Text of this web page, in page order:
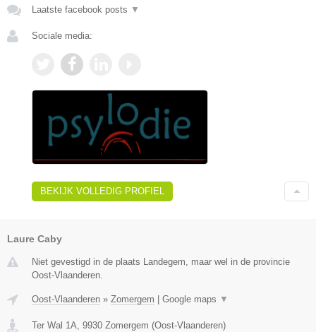
Laatste facebook posts ▼
Sociale media:
BEKIJK VOLLEDIG PROFIEL
Laure Caby
Niet gevestigd in de plaats Landegem, maar wel in de provincie
Oost-Vlaanderen.
Oost-Vlaanderen » Zomergem Google maps ▼
Ter Wal 1A, 9930 Zomergem (Oost-Vlaanderen)